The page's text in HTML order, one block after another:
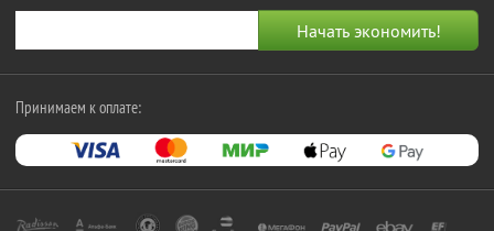
Принимаем к оплате: